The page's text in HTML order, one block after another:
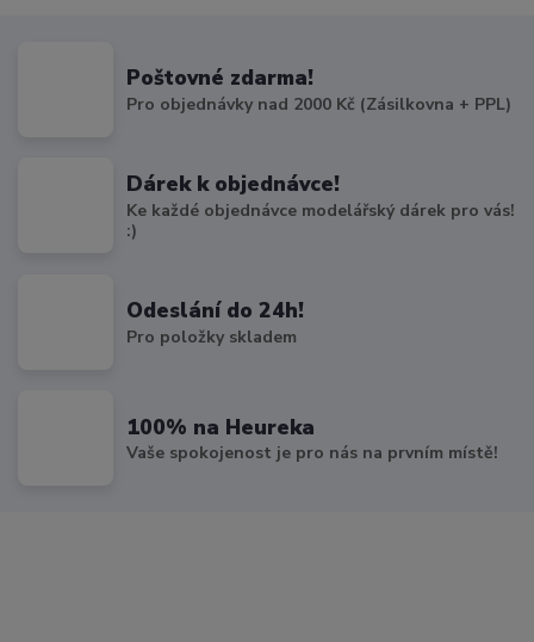
Poštovné zdarma!
Pro objednávky nad 2000 Kč (Zásilkovna + PPL)
Dárek k objednávce!
Ke každé objednávce modelářský dárek pro vás!
:)
Odeslání do 24h!
Pro položky skladem
100% na Heureka
Vaše spokojenost je pro nás na prvním místě!